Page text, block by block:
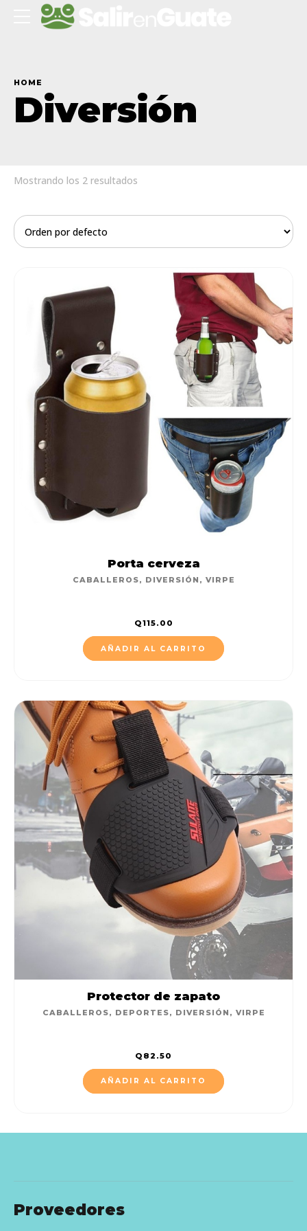
HOME
Diversión
Mostrando los 2 resultados
Porta cerveza
CABALLEROS, DIVERSIÓN , VIRPE
Q115.00
AÑADIR AL CARRITO
Protector de zapato
CABALLEROS, DEPORTES, DIVERSIÓN , VIRPE
Q 82.50
AÑADIR AL CARRITO
Proveedores